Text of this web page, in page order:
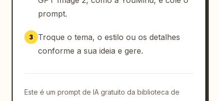
com os moradores peculiares de uma pequena
animação de comédia sombria, apresentado como
uma folha de elenco polida.
prompt.
3
Troque o tema, o estilo ou os detalhes
conforme a sua ideia e gere.
Este é um prompt de IA gratuito da biblioteca de